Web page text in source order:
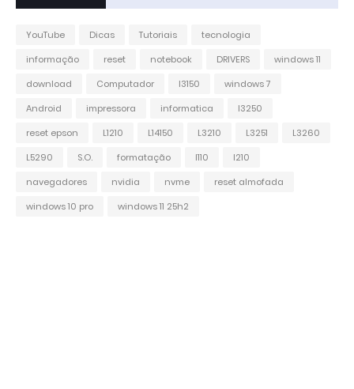
YouTube Dicas Tutoriais
tecnologia
informação
reset notebook DRIVERS
windows 11
download
Computador l3150
windows 7
Android
impressora informatica
l3250
reset epson
L1210 L14150 L3210 L3251
L3260
L5290
S.O. formatação l110
l210
navegadores
nvidia nvme
reset almofada
windows 10 pro
windows 11 25h2